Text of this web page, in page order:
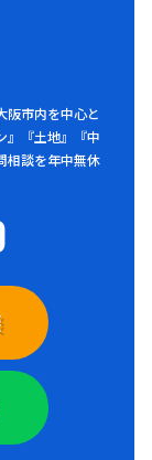
阪市内を中心と
』『土地』『中
相談を年中無休